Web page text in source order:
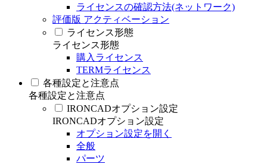
ライセンスの確認方法(ネットワーク)
評価版 アクティベーション
ライセンス形態
ライセンス形態
購入ライセンス
TERMライセンス
各種設定と注意点
各種設定と注意点
IRONCADオプション設定
IRONCADオプション設定
オプション設定を開く
全般
パーツ